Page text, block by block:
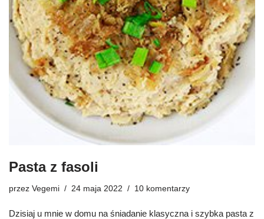
Pasta z fasoli
przez Vegemi 24 maja 2022 10 komentarzy
Dzisiaj u mnie w domu na śniadanie klasyczna i szybka pasta z